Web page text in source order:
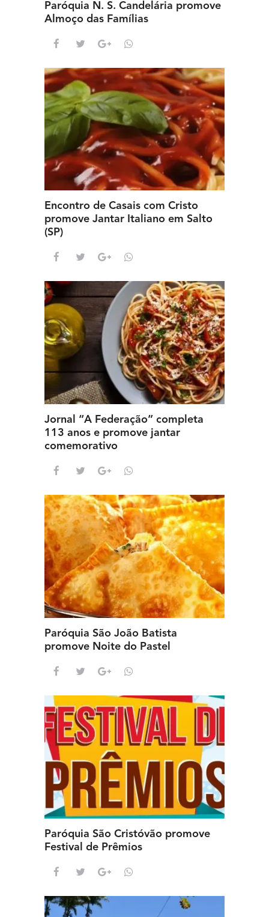
Paróquia N. S. Candelária promove
Almoço das Famílias
Encontro de Casais com Cristo
promove Jantar Italiano em Salto
(SP)
Jornal “A Federação” completa
113 anos e promove jantar
comemorativo
Paróquia São João Batista
promove Noite do Pastel
Paróquia São Cristóvão promove
Festival de Prêmios